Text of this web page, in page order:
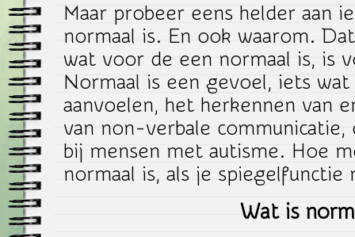
Maar probeer eens helder aan
normaal is. En ook waarom.
wat voor de een normaal is, is
Normaal is een gevoel, iets
aanvoelen, het herkennen van
van non-verbale
bij mensen met autisme. Hoe
normaal is, als je
Wat is